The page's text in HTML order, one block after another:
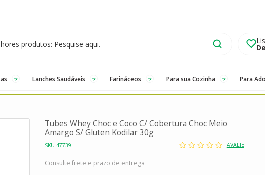
Lanches Saudáveis Farináceos Para sua Cozinha Para
Tubes Whey Choc e Coco C/ Cobertura Choc Meio
Amargo S/ Gluten Kodilar 30g
SKU 47739 AVALIE
Consulte frete e prazo de entrega